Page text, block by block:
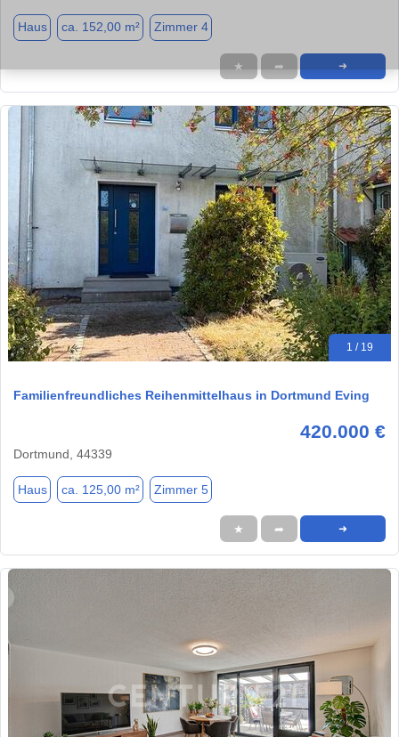
Haus ca. 152,00 m² Zimmer 4
★ ➦ ➜
1 / 19
Familienfreundliches Reihenmittelhaus in Dortmund Eving
420.000 €
Dortmund, 44339
Haus ca. 125,00 m² Zimmer 5
★ ➦ ➜